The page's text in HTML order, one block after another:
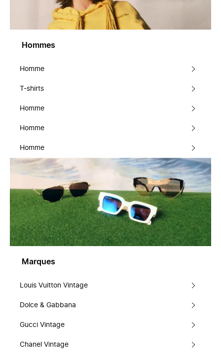
Hommes
Homme
T-shirts
Homme
Homme
Homme
Marques
Louis Vuitton Vintage
Dolce & Gabbana
Gucci Vintage
Chanel Vintage